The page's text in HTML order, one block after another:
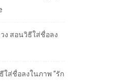
ง สอนวิธีใส่ชื่อลง
ใส่ชื่อลงในภาพ “รัก